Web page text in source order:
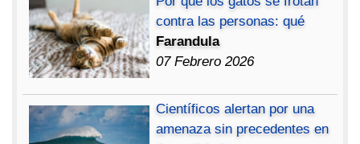
contra las personas: qué
Farandula
07 Febrero 2026
Científicos alertan por una
amenaza sin precedentes en